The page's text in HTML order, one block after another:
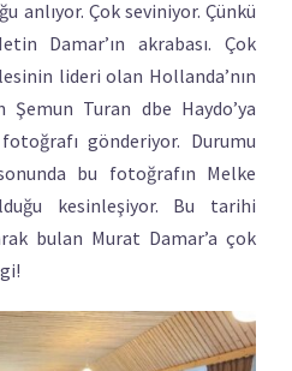
anlıyor. Çok seviniyor. Çünkü
Damar’ın akrabası. Çok
lideri olan Hollanda’nın
Şemun Turan dbe Haydo’ya
gönderiyor. Durumu
bu fotoğrafın Melke
kesinleşiyor. Bu tarihi
bulan Murat Damar’a çok